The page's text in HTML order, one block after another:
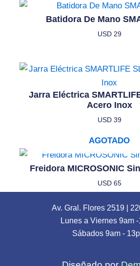
Batidora De Mano
USD29
Jarra Eléctrica
Acero Inox
USD39
AGOTADO
Freidora MICROSONIC
USD65
Av. Gral. Flores 2519|
Lunes a Viernes 9am
Sábados 9am -